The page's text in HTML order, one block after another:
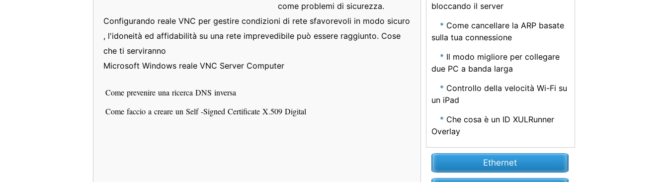
come problemi di sicurezza.
Configurando reale VNC per gestire condizioni di rete sfavorevoli in modo sicuro
, l'idoneità ed affidabilità su una rete imprevedibile può essere raggiunto. Cose
che ti serviranno
Microsoft Windows reale VNC Server Computer
Come prevenire una ricerca DNS inversa
Come faccio a creare un Self -Signed Certificate X.509 Digital
bloccando il server
Come cancellare la ARP basate
sulla tua connessione
Il modo migliore per collegare
due PC a banda larga
Controllo della velocità Wi-Fi su
un iPad
Che cosa è un ID XULRunner
Overlay
Ethernet